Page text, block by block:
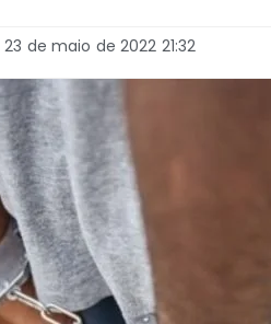
23 demaio de2022 21:32